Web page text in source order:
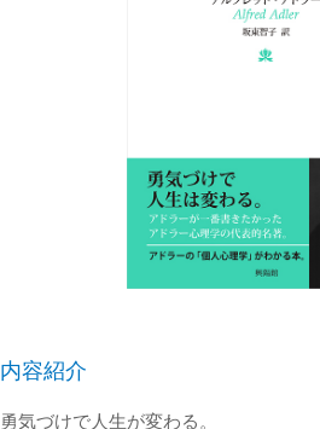
内容紹介
勇気づけで人生が変わる。